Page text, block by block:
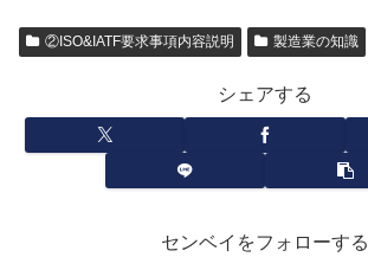
②ISO&IATF要求事項内容説明 製造業の知識
シェアする
センベイをフォローする